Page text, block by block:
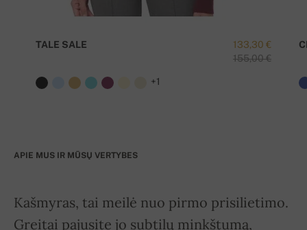
133,30 €
155,00 €
TALE SALE
+1
APIE MUS IR MŪSŲ VERTYBES
Kašmyras, tai meilė nuo pirmo prisilietimo.
Greitai pajusite jo subtilų minkštumą,